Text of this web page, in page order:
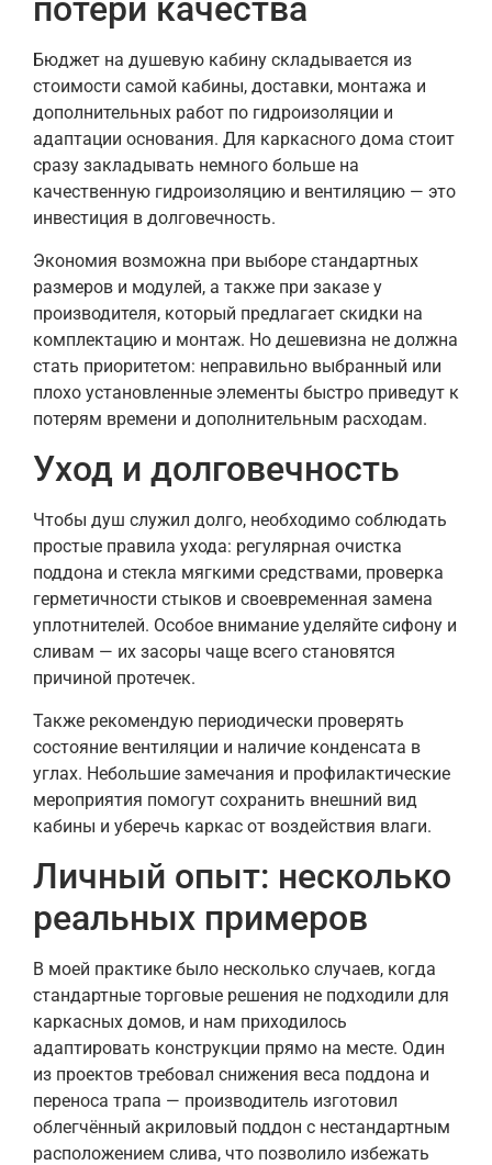
потери качества
Бюджет на душевую кабину складывается из
стоимости самой кабины, доставки, монтажа и
дополнительных работ по гидроизоляции и
адаптации основания. Для каркасного дома стоит
сразу закладывать немного больше на
качественную гидроизоляцию и вентиляцию — это
инвестиция в долговечность.
Экономия возможна при выборе стандартных
размеров и модулей, а также при заказе у
производителя, который предлагает скидки на
комплектацию и монтаж. Но дешевизна не должна
стать приоритетом: неправильно выбранный или
плохо установленные элементы быстро приведут к
потерям времени и дополнительным расходам.
Уход и долговечность
Чтобы душ служил долго, необходимо соблюдать
простые правила ухода: регулярная очистка
поддона и стекла мягкими средствами, проверка
герметичности стыков и своевременная замена
уплотнителей. Особое внимание уделяйте сифону и
сливам — их засоры чаще всего становятся
причиной протечек.
Также рекомендую периодически проверять
состояние вентиляции и наличие конденсата в
углах. Небольшие замечания и профилактические
мероприятия помогут сохранить внешний вид
кабины и уберечь каркас от воздействия влаги.
Личный опыт: несколько
реальных примеров
В моей практике было несколько случаев, когда
стандартные торговые решения не подходили для
каркасных домов, и нам приходилось
адаптировать конструкции прямо на месте. Один
из проектов требовал снижения веса поддона и
переноса трапа — производитель изготовил
облегчённый акриловый поддон с нестандартным
расположением слива, что позволило избежать